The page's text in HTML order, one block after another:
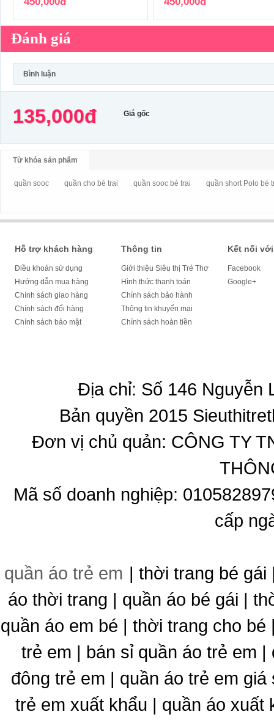
Đánh giá
Bình luận
135,000đ Giá gốc
Từ khóa sản phẩm
quần sooc quần cho bé trai quần sooc bé trai quần short Polo bé
Hỗ trợ khách hàng
Điều khoản sử dụng
Hướng dẫn mua hàng
Chính sách giao hàng
Chính sách đổi hàng
Chính sách bảo mật
Thông tin
Giới thiệu Siêu thị Trẻ Thơ
Hình thức thanh toán
Chính sách bảo hành
Thông tin khuyến mại
Chính sách hoàn tiền
Kết nối
Facebook
Google+
Địa chỉ: Số 146 Nguyễn
Bản quyền 2015
Đơn vị chủ quản: CÔNG TY
Mã số doanh nghiệp:
cấp
quần áo trẻ em | thời trang bé gái
áo thời trang | quần áo bé gái |
quần áo em bé | thời trang cho
trẻ em | bán sỉ quần áo trẻ em
đông trẻ em | quần áo trẻ em
trẻ em xuất khẩu | quần áo xuất